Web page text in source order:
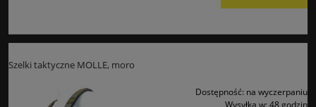
Szelki taktyczne MOLLE, moro
Dostępność: na wyczerpaniu
Wysyłka w: 48 godzin